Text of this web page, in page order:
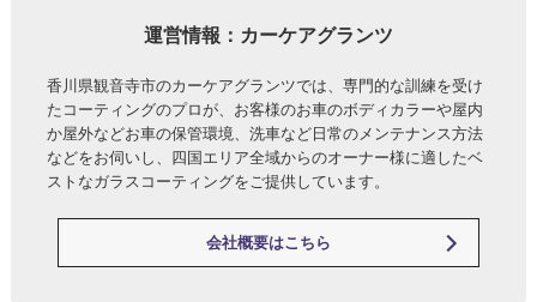
運営情報：カーケアグランツ
香川県観音寺市のカーケアグランツでは、専門的な訓練を受け
たコーティングのプロが、お客様のお車のボディカラーや屋内
か屋外などお車の保管環境、洗車など日常のメンテナンス方法
などをお伺いし、四国エリア全域からのオーナー様に適したベ
ストなガラスコーティングをご提供しています。
会社概要はこちら